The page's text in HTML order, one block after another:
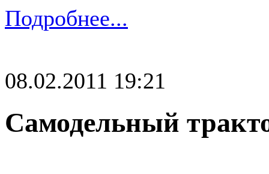
Подробнее...
08.02.2011 19:21
Самодельный